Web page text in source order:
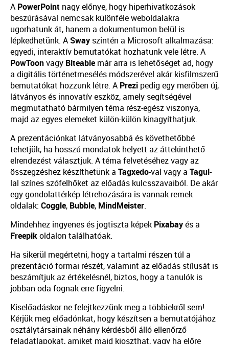
A PowerPoint nagy előnye, hogy hiperhivatkozások
beszúrásával nemcsak különféle weboldalakra
ugorhatunk át, hanem a dokumentumon belül is
lépkedhetünk. A Sway szintén a Microsoft alkalmazása:
egyedi, interaktív bemutatókat hozhatunk vele létre. A
PowToonvagy Biteable már arra is lehetőséget ad, hogy
a digitális történetmesélés módszerével akár kisfilmszerű
bemutatókat hozzunk létre. A Prezi pedig egy merőben új,
látványos és innovatív eszköz, amely segítségével
megmutatható bármilyen téma rész-egész viszonya,
majd az egyes elemeket külön-külön kinagyíthatjuk.
A prezentációnkat látványosabbá és követhetőbbé
tehetjük, ha hosszú mondatok helyett az áttekinthető
elrendezést választjuk. A téma felvetéséhez vagy az
összegzéshez készíthetünk a Tagxedo-val vagy a Tagul-
lal színes szófelhőket az előadás kulcsszavaiból. De akár
egy gondolattérkép létrehozására is vannak remek
oldalak: Coggle, Bubble, MindMeister.
Mindehhez ingyenes és jogtiszta képek Pixabayés a
Freepikoldalon találhatóak.
Ha sikerül megértetni, hogy a tartalmi részen túl a
prezentáció formai részét, valamint az előadás stílusát is
beszámítjuk az értékelésnél, biztos, hogy a tanulók is
jobban oda fognak erre figyelni.
Kiselőadáskor ne felejtkezzünk meg a többiekről sem!
Kérjük meg előadónkat, hogy készítsen a bemutatójához
osztálytársainak néhány kérdésből álló ellenőrző
feladatlapokat, amiket majd kioszthat, vagy ha előre